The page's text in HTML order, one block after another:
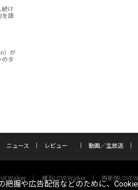
続け
を語
）が
のタ
ニュース レビュー 動画／生放送
横浜LOVEWalker 西新宿
把握や広告配信などのために、